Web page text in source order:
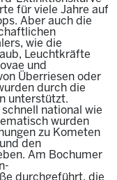
für viele Jahre auf
Aber auch die
wie die
Leuchtkräfte
und
Überriesen oder
durch die
unterstützt.
national wie
wurden
zu Kometen
den
Am Bochumer
durchgeführt, die